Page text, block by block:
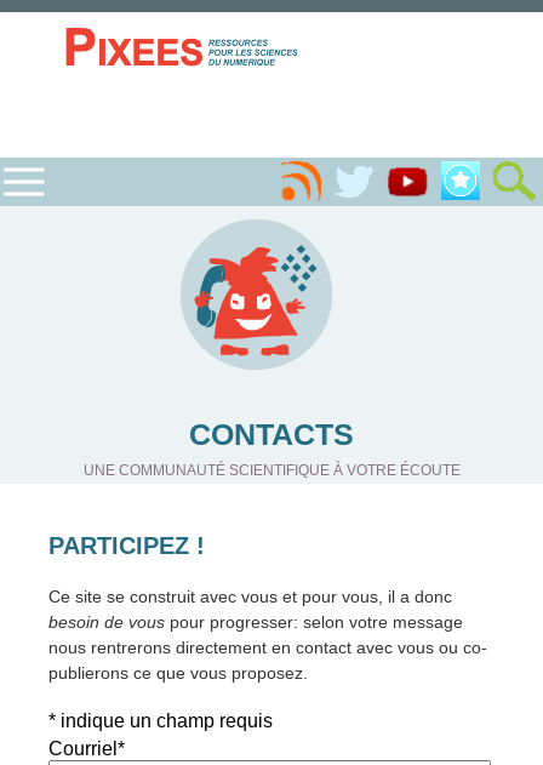
CONTACTS
UNE COMMUNAUTÉ SCIENTIFIQUE À VOTRE ÉCOUTE
PARTICIPEZ !
Ce site se construit avec vous et pour vous, il a donc
besoin de vous pour progresser: selon votre message
nous rentrerons directement en contact avec vous ou co-
publierons ce que vous proposez.
* indique un champ requis
Courriel *